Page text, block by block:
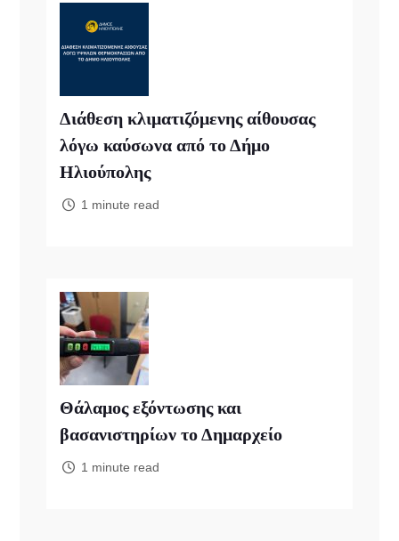
Διάθεση κλιματιζόμενης αίθουσας
λόγω καύσωνα από το Δήμο
Ηλιούπολης
1 minute read
Θάλαμος εξόντωσης και
βασανιστηρίων το Δημαρχείο
1 minute read